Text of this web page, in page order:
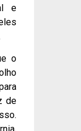
e
o
de